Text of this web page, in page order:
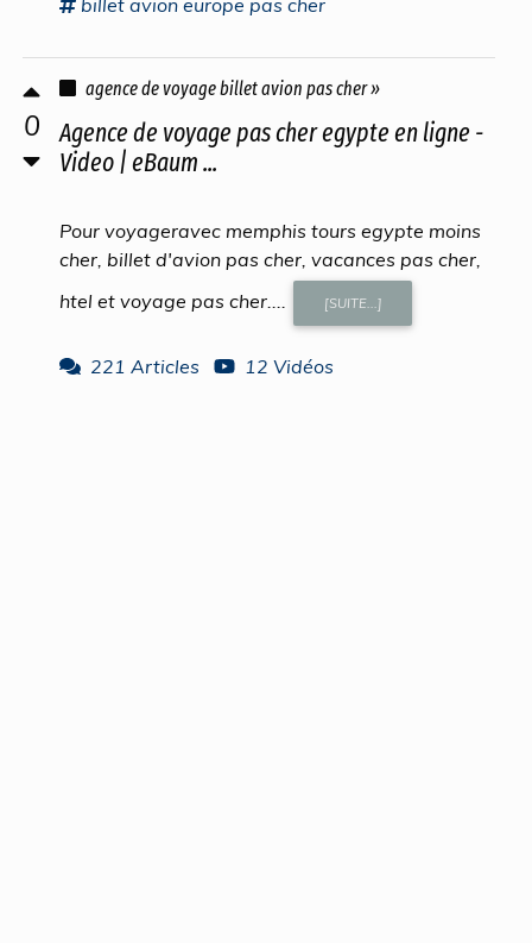
0
agence de voyage billet avion pas cher »
Agence de voyage pas cher egypte en ligne -
Video | eBaum ...
Pour voyageravec memphis tours egypte moins
cher, billet d'avion pas cher, vacances pas cher,
htel et voyage pas cher....
[SUITE...]
221 Articles 12 Vidéos